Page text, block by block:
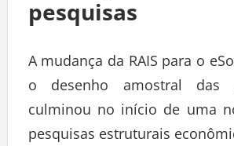
pesquisas
A mudança da RAIS para o
o desenho amostral das
culminou no início de uma
pesquisas estruturais